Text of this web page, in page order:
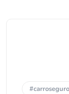
#carroseguro